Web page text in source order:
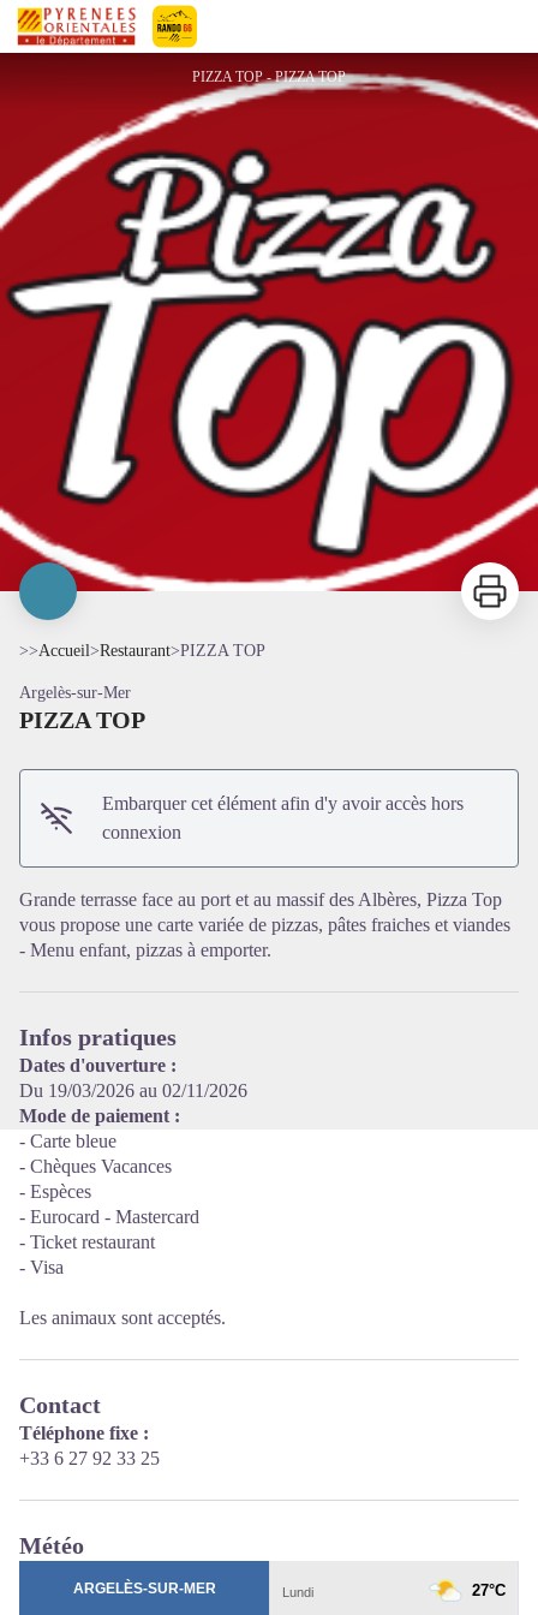
PIZZA TOP
PIZZA TOP - PIZZA TOP
Voir l'image en plein écran
Imprimer
>>Accueil>Restaurant>PIZZA TOP
Argelès-sur-Mer
PIZZA TOP
Embarquer cet élément afin d'y avoir accès hors
connexion
Grande terrasse face au port et au massif des Albères, Pizza Top
vous propose une carte variée de pizzas, pâtes fraiches et viandes
- Menu enfant, pizzas à emporter.
Infos pratiques
Dates d'ouverture :
Du 19/03/2026 au 02/11/2026
Mode de paiement :
- Carte bleue
- Chèques Vacances
- Espèces
- Eurocard - Mastercard
- Ticket restaurant
- Visa
Les animaux sont acceptés.
Contact
Téléphone fixe :
+33 6 27 92 33 25
Météo